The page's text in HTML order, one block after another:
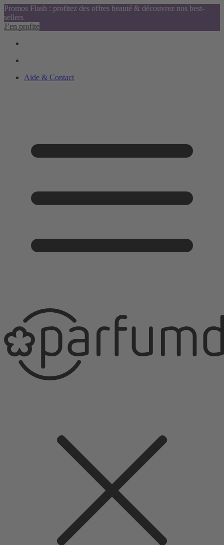
Promos Flash : profitez des offres beauté & découvrez nos best-
sellers
J’en profite
Aide & Contact